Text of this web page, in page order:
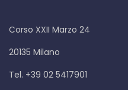
Corso XXII Marzo 24
20135 Milano
Tel. +39 02 5417901